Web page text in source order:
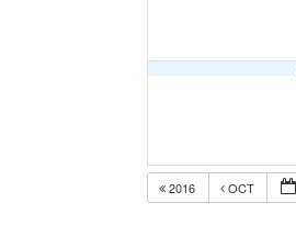
2016 OCT